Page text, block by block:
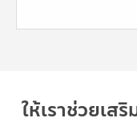
ให้เราช่วยเ